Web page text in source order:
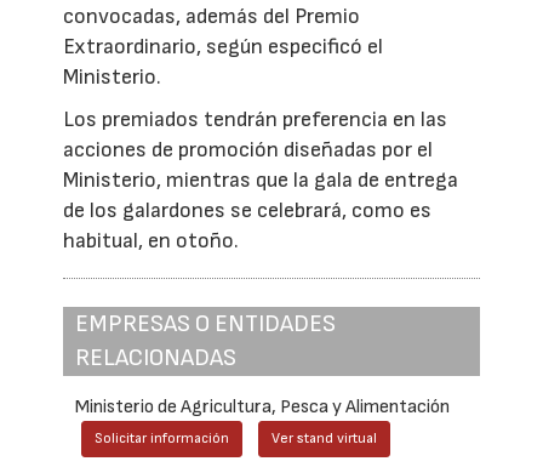
convocadas, además del Premio
Extraordinario, según especificó el
Ministerio.
Los premiados tendrán preferencia en las
acciones de promoción diseñadas por el
Ministerio, mientras que la gala de entrega
de los galardones se celebrará, como es
habitual, en otoño.
EMPRESAS O ENTIDADES
RELACIONADAS
Ministerio de Agricultura, Pesca y Alimentación
Solicitar información Ver stand virtual